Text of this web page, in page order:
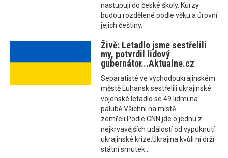
nastupují do české školy. Kurzy
budou rozdělené podle věku a úrovní
jejich češtiny.
Živě: Letadlo jsme sestřelili
my, potvrdil lidový
gubernátor...Aktualne.cz
Separatisté ve východoukrajinském
městě Luhansk sestřelili ukrajinské
vojenské letadlo se 49 lidmi na
palubě.Všichni na místě
zemřeli.Podle CNN jde o jednu z
nejkrvavějších událostí od vypuknutí
ukrajinské krize.Ukrajina kvůli ní drží
státní smutek...